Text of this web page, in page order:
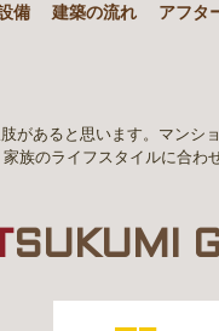
備 建築の流れ アフタ
があると思います。マン
族のライフスタイルに合
SUKUMI